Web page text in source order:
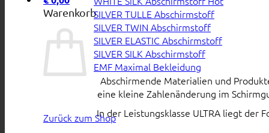
Warenkorb
Zurück zum Shop
SILVER TULLE Abschirmstoff
SILVER TWIN Abschirmstoff
SILVER ELASTIC Abschirmstoff
SILVER SILK Abschirmstoff
EMF Maximal Bekleidung
Abschirmende Materialien und
eine kleine Zahlenänderung im
In der Leistungsklasse ULTRA liegt der